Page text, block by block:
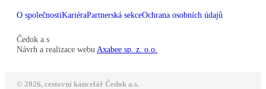
O společnostiKariéraPartnerská sekceOchrana osobních údajů
Čedok a.s
Návrh a realizace webu Axabee sp. z. o.o.
© 2026, cestovní kancelář Čedok a.s.